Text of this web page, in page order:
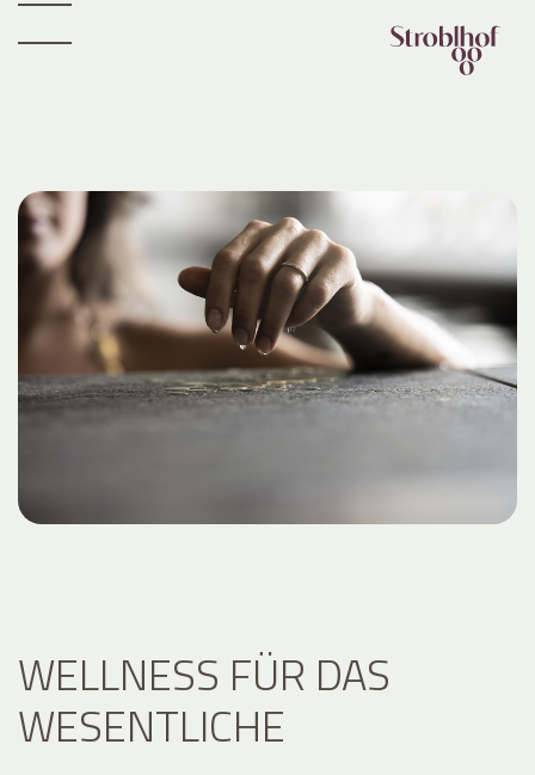
WELLNESS FÜR DAS
WESENTLICHE